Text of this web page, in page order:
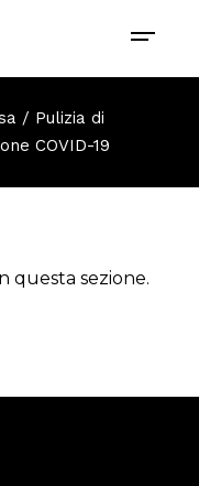
Pulizia di
COVID-19